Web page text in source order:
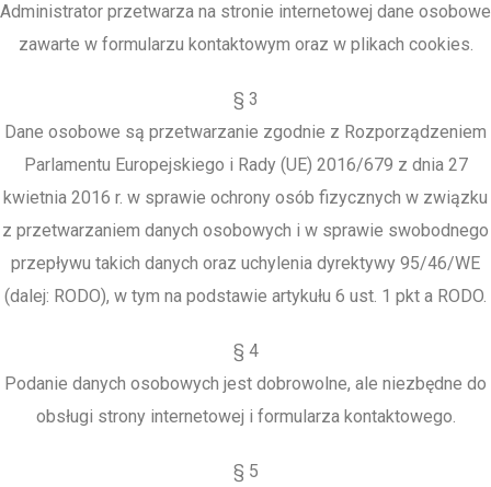
Administrator przetwarza na stronie internetowej dane osobowe
zawarte w formularzu kontaktowym oraz w plikach cookies.
§ 3
Dane osobowe są przetwarzanie zgodnie z Rozporządzeniem
Parlamentu Europejskiego i Rady (UE) 2016/679 z dnia 27
kwietnia 2016 r. w sprawie ochrony osób fizycznych w związku
z przetwarzaniem danych osobowych i w sprawie swobodnego
przepływu takich danych oraz uchylenia dyrektywy 95/46/WE
(dalej: RODO), w tym na podstawie artykułu 6 ust. 1 pkt a RODO.
§ 4
Podanie danych osobowych jest dobrowolne, ale niezbędne do
obsługi strony internetowej i formularza kontaktowego.
§ 5